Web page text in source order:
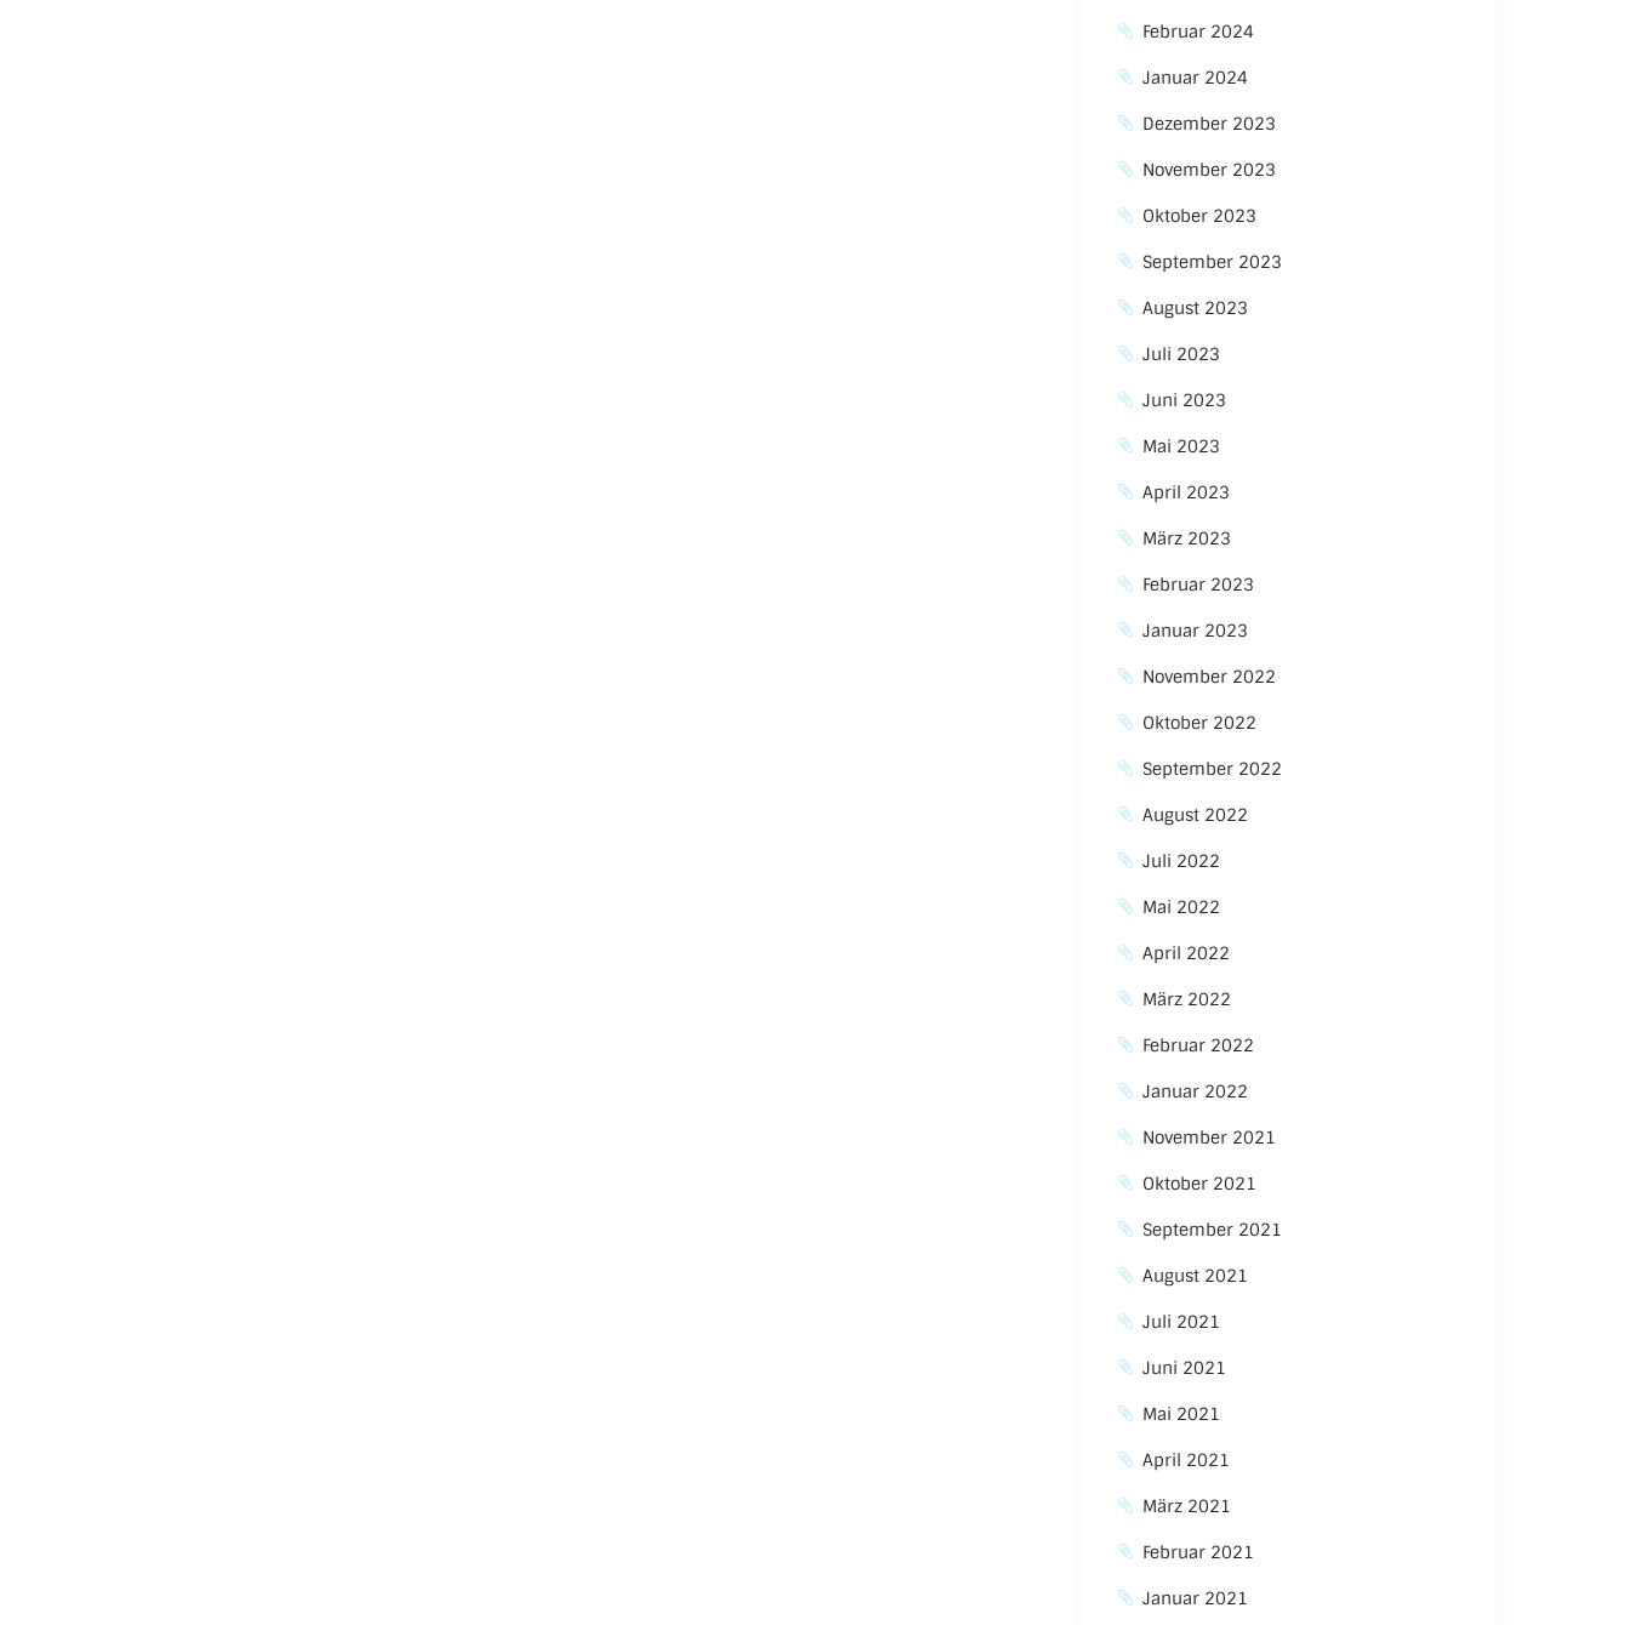
Februar 2024
Januar 2024
Dezember 2023
November 2023
Oktober 2023
September 2023
August 2023
Juli 2023
Juni 2023
Mai 2023
April 2023
März 2023
Februar 2023
Januar 2023
November 2022
Oktober 2022
September 2022
August 2022
Juli 2022
Mai 2022
April 2022
März 2022
Februar 2022
Januar 2022
November 2021
Oktober 2021
September 2021
August 2021
Juli 2021
Juni 2021
Mai 2021
April 2021
März 2021
Februar 2021
Januar 2021